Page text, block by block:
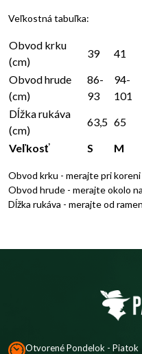
Veľkostná tabuľka:
Obvod krku
(cm)
39 41
Obvod hrude
(cm)
86-
93
94-
101
Dĺžka rukáva
(cm)
63,5 65
Veľkosť
S M
Obvod krku - merajte pri koreni
Obvod hrude - merajte okolo
Dĺžka rukáva - merajte od
Otvorené Pondelok - Piatok